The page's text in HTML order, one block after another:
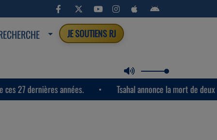
JE SOUTIENS RJ
dernières années. Tsahal annonce la mort de deux